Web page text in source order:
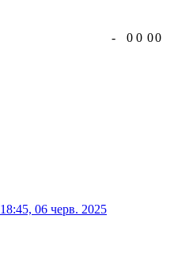
- 0 0 00
18:45, 06 черв. 2025